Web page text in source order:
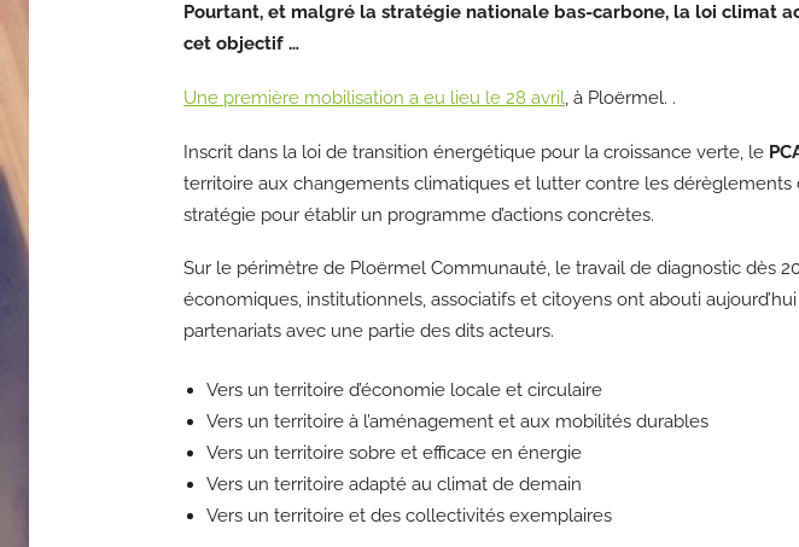
Pourtant, et malgré la stratégie nationale bas-carbone, la loi climat
cet objectif …
Une première mobilisation a eu lieu le 28 avril, à Ploërmel. .
Inscrit dans la loi de transition énergétique pour la croissance verte, le
territoire aux changements climatiques et lutter contre les dérèglements
stratégie pour établir un programme d’actions concrètes.
Sur le périmètre de Ploërmel Communauté, le travail de diagnostic dès
économiques, institutionnels, associatifs et citoyens ont abouti
partenariats avec une partie des dits acteurs.
Vers un territoire d’économie locale et circulaire
Vers un territoire à l’aménagement et aux mobilités durables
Vers un territoire sobre et efficace en énergie
Vers un territoire adapté au climat de demain
Vers un territoire et des collectivités exemplaires